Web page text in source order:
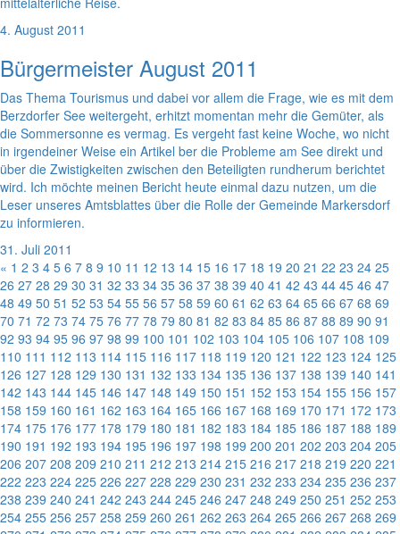
4. August 2011
Bürgermeister August 2011
Das Thema Tourismus und dabei vor allem die Frage, wie es mit dem
Berzdorfer See weitergeht, erhitzt momentan mehr die Gemüter, als
die Sommersonne es vermag. Es vergeht fast keine Woche, wo nicht
in irgendeiner Weise ein Artikel ber die Probleme am See direkt und
über die Zwistigkeiten zwischen den Beteiligten rundherum berichtet
wird. Ich möchte meinen Bericht heute einmal dazu nutzen, um die
Leser unseres Amtsblattes über die Rolle der Gemeinde Markersdorf
zu informieren.
31. Juli 2011
« 1 2 3 4 5 6 7 8 9 10 11 12 13 14 15 16 17 18 19 20 21 22 23 24 25
26 27 28 29 30 31 32 33 34 35 36 37 38 39 40 41 42 43 44 45 46 47
48 49 50 51 52 53 54 55 56 57 58 59 60 61 62 63 64 65 66 67 68 69
70 71 72 73 74 75 76 77 78 79 80 81 82 83 84 85 86 87 88 89 90 91
92 93 94 95 96 97 98 99 100 101 102 103 104 105 106 107 108 109
110 111 112 113 114 115 116 117 118 119 120 121 122 123 124 125
126 127 128 129 130 131 132 133 134 135 136 137 138 139 140 141
142 143 144 145 146 147 148 149 150 151 152 153 154 155 156 157
158 159 160 161 162 163 164 165 166 167 168 169 170 171 172 173
174 175 176 177 178 179 180 181 182 183 184 185 186 187 188 189
190 191 192 193 194 195 196 197 198 199 200 201 202 203 204 205
206 207 208 209 210 211 212 213 214 215 216 217 218 219 220 221
222 223 224 225 226 227 228 229 230 231 232 233 234 235 236 237
238 239 240 241 242 243 244 245 246 247 248 249 250 251 252 253
254 255 256 257 258 259 260 261 262 263 264 265 266 267 268 269